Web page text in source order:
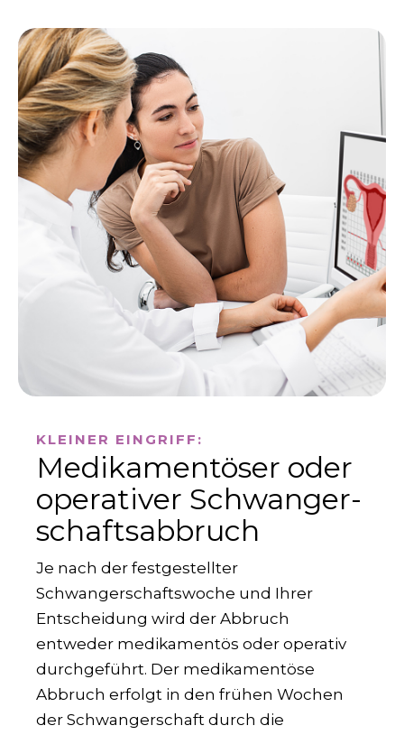
KLEINER EINGRIFF:
Medikamentöser oder
operativer Schwanger­
schafts­abbruch
Je nach der festgestellter
Schwangerschaftswoche und Ihrer
Entscheidung wird der Abbruch
entweder medikamentös oder operativ
durchgeführt. Der medikamentöse
Abbruch erfolgt in den frühen Wochen
der Schwangerschaft durch die